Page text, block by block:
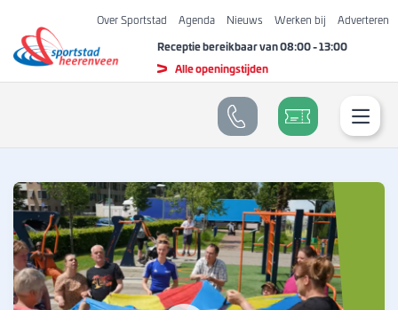
Over Sportstad Agenda Nieuws Werken bij Adverteren
Receptie bereikbaar van08:00-13:00
Alle openingstijden